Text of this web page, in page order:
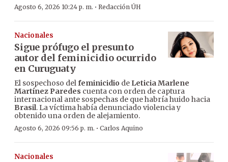
Agosto 6, 2026 10:24 p. m. · Redacción ÚH
Nacionales
Sigue prófugo el presunto
autor del feminicidio ocurrido
en Curuguaty
El sospechoso delfeminicidio de Leticia Marlene
Martínez Paredes cuenta con orden de captura
internacional ante sospechas de que habría huido hacia
Brasil. La víctima había denunciado violencia y
obtenido una orden de alejamiento.
Agosto 6, 2026 09:56 p. m. · Carlos Aquino
Nacionales